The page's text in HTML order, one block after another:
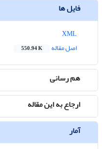
فایل ها
اصل مقاله
550.94 K
هم رسانی
ارجاع به این مقاله
آمار